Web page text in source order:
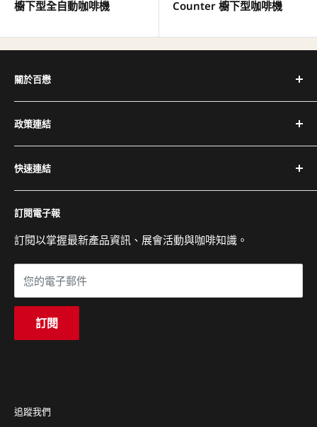
櫥下型全自動咖啡機
Counter 櫥下型咖啡機
關於百懋
深耕台灣咖啡產業 30+ 年，代理全球頂尖咖啡設備品牌，
提供完整設備與專業維修服務。
電話：(02) 2504-1425
Email：service@cojaft.com.tw
公司：104 台北市中山區農安街 164 號 3 樓
展示間：104 台北市中山區農安街 227-1 號 1 樓
營業時間：週一至週五 09:00 - 18:00
政策連結
隱私權政策
退換貨與退款政策
運送政策
服務條款
快速連結
關於百懋
客戶案例
聯絡我們
常見問題
訂閱電子報
訂閱以掌握最新產品資訊、展會活動與咖啡知識。
您的電子郵件
訂閱
追蹤我們